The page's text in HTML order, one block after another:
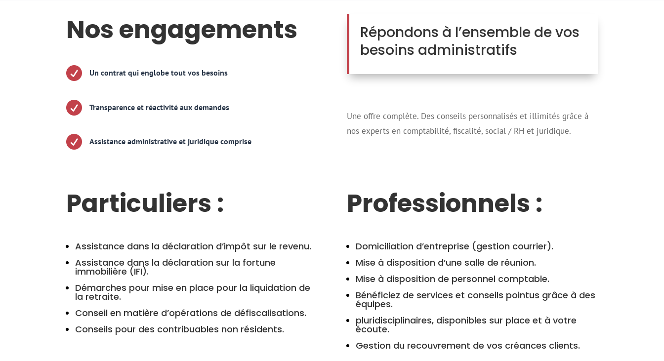
Nos engagements
 Un contrat qui englobe tout vos besoins
 Transparence et réactivité aux demandes
 Assistance administrative et juridique comprise
Répondons à l’ensemble de vos
besoins administratifs
Une offre complète. Des conseils personnalisés et illimités grâce à
nos experts en comptabilité, fiscalité, social / RH et juridique.
Particuliers :
Assistance dans la déclaration d’impôt sur le revenu.
Assistance dans la déclaration sur la fortune
immobilière (IFI).
Démarches pour mise en place pour la liquidation de
la retraite.
Conseil en matière d’opérations de défiscalisations.
Conseils pour des contribuables non résidents.
Professionnels :
Domiciliation d’entreprise (gestion courrier).
Mise à disposition d’une salle de réunion.
Mise à disposition de personnel comptable.
Bénéficiez de services et conseils pointus grâce à des
équipes.
pluridisciplinaires, disponibles sur place et à votre
écoute.
Gestion du recouvrement de vos créances clients.